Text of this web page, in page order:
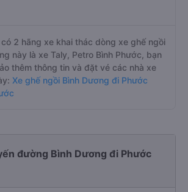
2 hãng xe khai thác dòng xe ghế ngồi
này là xe Taly, Petro Bình Phước, bạn
thêm thông tin và đặt vé các nhà xe
Xe ghế ngồi Bình Dương đi Phước
đường Bình Dương đi Phước